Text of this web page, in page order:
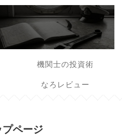
機関士の投資術
なろレビュー
ページ